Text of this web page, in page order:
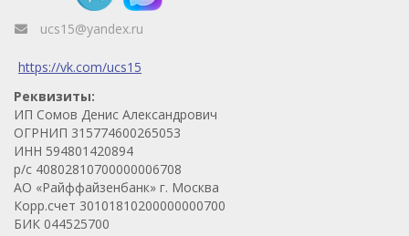
ucs15@yandex.ru
https://vk.com/ucs15
Реквизиты:
ИП Сомов Денис Александрович
ОГРНИП 315774600265053
ИНН 594801420894
р/с 40802810700000006708
АО «Райффайзенбанк» г. Москва
Корр.счет 30101810200000000700
БИК 044525700